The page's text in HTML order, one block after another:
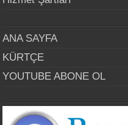
ANA SAYFA
KÜRTÇE
YOUTUBE ABONE OL